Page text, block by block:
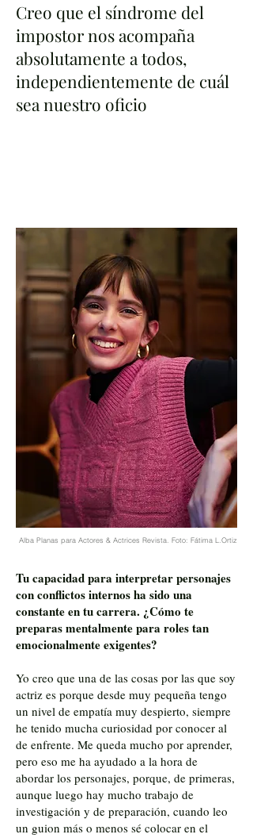
Creo que el síndrome del
impostor nos acompaña
absolutamente a todos,
independientemente de cuál
sea nuestro oficio
Alba Planas para Actores & Actrices Revista. Foto: Fátima L.Ortiz
Tu capacidad para interpretar personajes
con conflictos internos ha sido una
constante en tu carrera. ¿Cómo te
preparas mentalmente para roles tan
emocionalmente exigentes?
Yo creo que una de las cosas por las que soy
actriz es porque desde muy pequeña tengo
un nivel de empatía muy despierto, siempre
he tenido mucha curiosidad por conocer al
de enfrente. Me queda mucho por aprender,
pero eso me ha ayudado a la hora de
abordar los personajes, porque, de primeras,
aunque luego hay mucho trabajo de
investigación y de preparación, cuando leo
un guion más o menos sé colocar en el